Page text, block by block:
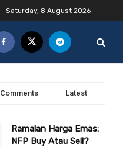
Saturday, 8 August 2026
Comments Latest
Ramalan Harga Emas:
NFP Buy Atau Sell?